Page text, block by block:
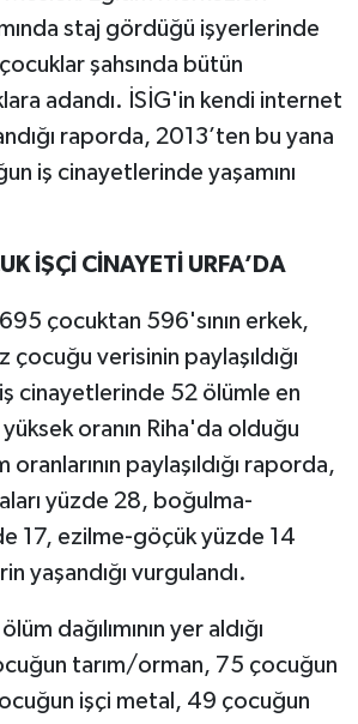
staj gördüğü işyerlerinde
şahsında bütün
adandı. İSİG'in kendi internet
raporda, 2013’ten bu yana
iş cinayetlerinde yaşamını
İŞÇİ CİNAYETİ URFA’DA
695 çocuktan 596'sının erkek,
çocuğu verisinin paylaşıldığı
cinayetlerinde 52 ölümle en
oranın Riha'da olduğu
paylaşıldığı raporda,
yüzde 28, boğulma-
17, ezilme-göçük yüzde 14
yaşandığı vurgulandı.
dağılımının yer aldığı
tarım/orman, 75 çocuğun
işçi metal, 49 çocuğun